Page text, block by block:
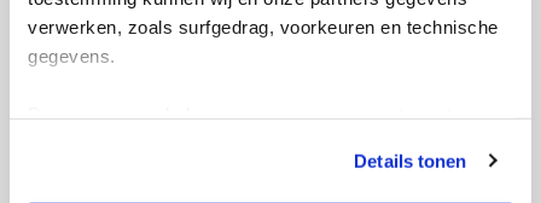
verwerken, zoals surfgedrag, voorkeuren en technische
gegevens.
tonen. Je kunt je toestemming op elk moment wijzigen of
Details tonen